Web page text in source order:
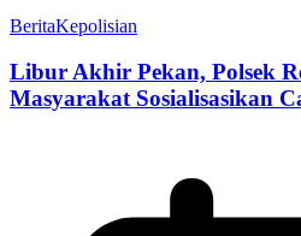
BeritaKepolisian
Libur Akhir Pekan, Polsek
Masyarakat Sosialisasikan